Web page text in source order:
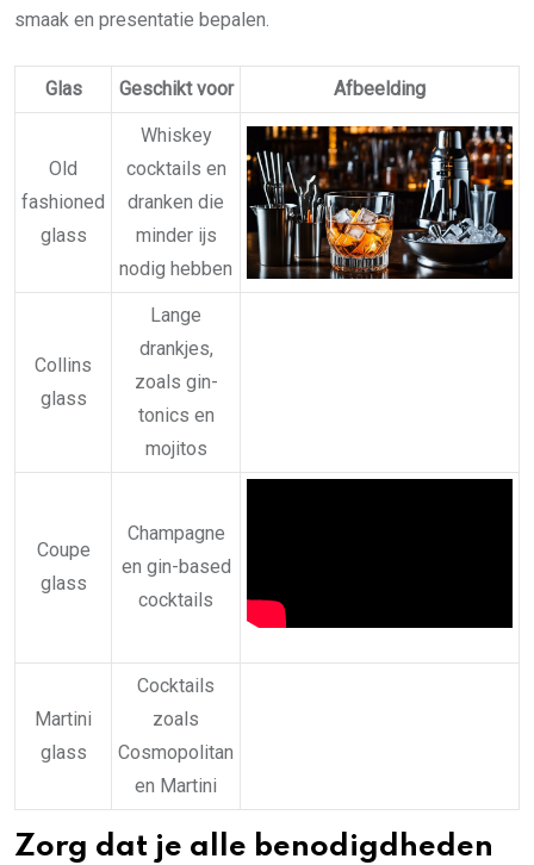
smaak en presentatie bepalen.
Glas Geschikt voor Afbeelding
Old
fashioned
glass
Whiskey
cocktails en
dranken die
minder ijs
nodig hebben
Collins
glass
Lange
drankjes,
zoals gin-
tonics en
mojitos
Coupe
glass
Champagne
en gin-based
cocktails
Martini
glass
Cocktails
zoals
Cosmopolitan
en Martini
Zorg dat je alle benodigdheden